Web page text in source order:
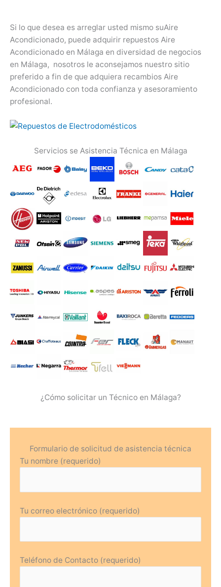
Si lo que desea es arreglar usted mismo suAire
Acondicionado, puede adquirir repuestos Aire
Acondicionado en Málaga en diversidad de negocios
en Málaga, nosotros le aconsejamos nuestro sitio
preferido a fin de que adquiera recambios Aire
Acondicionado con toda confianza y asesoramiento
profesional.
Servicios se Asistencia Técnica en Málaga
¿Cómo solicitar un Técnico en Málaga?
Formulario de solicitud de asistencia técnica
Tu nombre (requerido)
Tu correo electrónico (requerido)
Teléfono de Contacto (requerido)